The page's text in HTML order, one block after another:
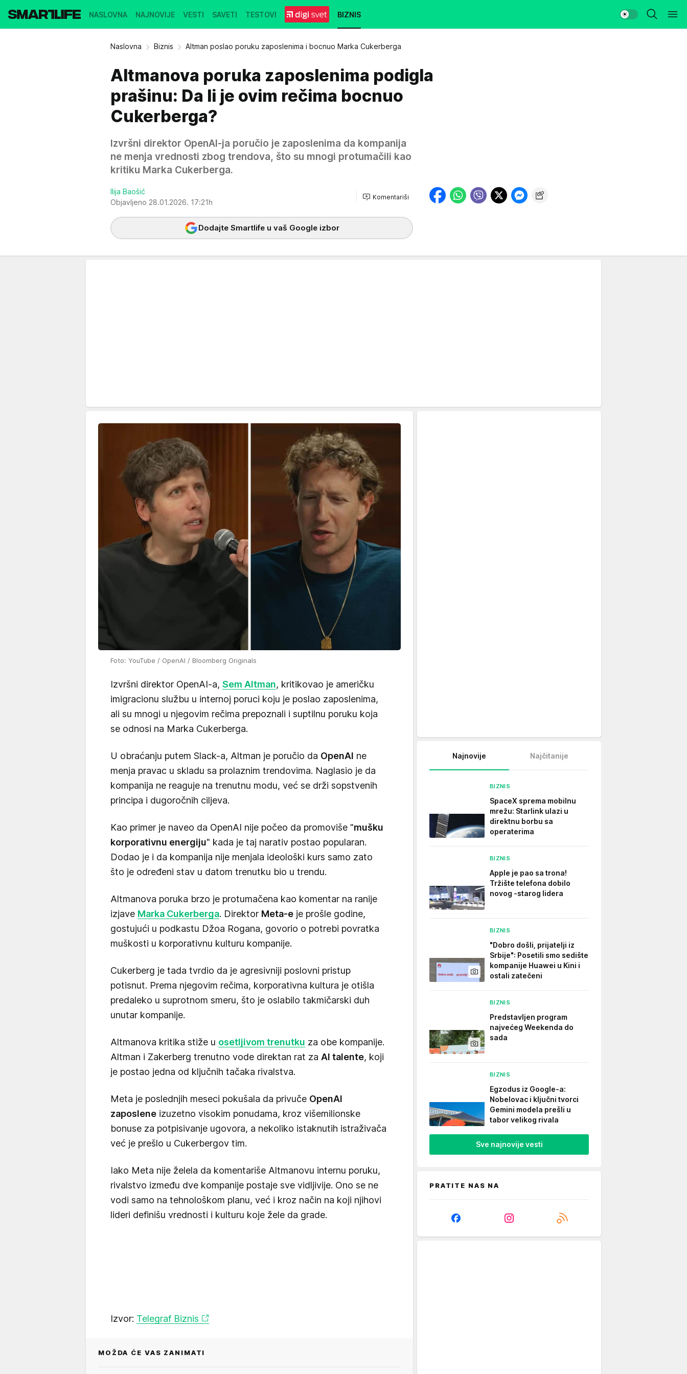
NASLOVNA NAJNOVIJE VESTI SAVETI TESTOVI BIZNIS
Naslovna Biznis Altman poslao poruku zaposlenima i bocnuo Marka Cukerberga
Altmanova poruka zaposlenima podigla
prašinu: Da li je ovim rečima bocnuo
Cukerberga?
Izvršni direktor OpenAI-ja poručio je zaposlenima da kompanija
ne menja vrednosti zbog trendova, što su mnogi protumačili kao
kritiku Marka Cukerberga.
Ilija Baošić
Objavljeno 28.01.2026. 17:21h
Komentariši
Dodajte Smartlife u vaš Google izbor
Foto: YouTube / OpenAI / Bloomberg Originals
Izvršni direktor OpenAI-a, Sem Altman, kritikovao je američku
imigracionu službu u internoj poruci koju je poslao zaposlenima,
ali su mnogi u njegovim rečima prepoznali i suptilnu poruku koja
se odnosi na Marka Cukerberga.
U obraćanju putem Slack-a, Altman je poručio da OpenAI ne
menja pravac u skladu sa prolaznim trendovima. Naglasio je da
kompanija ne reaguje na trenutnu modu, već se drži sopstvenih
principa i dugoročnih ciljeva.
Kao primer je naveo da OpenAI nije počeo da promoviše "mušku
korporativnu energiju" kada je taj narativ postao popularan.
Dodao je i da kompanija nije menjala ideološki kurs samo zato
što je određeni stav u datom trenutku bio u trendu.
Altmanova poruka brzo je protumačena kao komentar na ranije
izjave Marka Cukerberga. Direktor Meta-e je prošle godine,
gostujući u podkastu Džoa Rogana, govorio o potrebi povratka
muškosti u korporativnu kulturu kompanije.
Cukerberg je tada tvrdio da je agresivniji poslovni pristup
potisnut. Prema njegovim rečima, korporativna kultura je otišla
predaleko u suprotnom smeru, što je oslabilo takmičarski duh
unutar kompanije.
Altmanova kritika stiže u osetljivom trenutku za obe kompanije.
Altman i Zakerberg trenutno vode direktan rat za AI talente, koji
je postao jedna od ključnih tačaka rivalstva.
Meta je poslednjih meseci pokušala da privuče OpenAI
zaposlene izuzetno visokim ponudama, kroz višemilionske
bonuse za potpisivanje ugovora, a nekoliko istaknutih istraživača
već je prešlo u Cukerbergov tim.
Iako Meta nije želela da komentariše Altmanovu internu poruku,
rivalstvo između dve kompanije postaje sve vidljivije. Ono se ne
vodi samo na tehnološkom planu, već i kroz način na koji njihovi
lideri definišu vrednosti i kulturu koje žele da grade.
Izvor: Telegraf Biznis
MOŽDA ĆE VAS ZANIMATI
Najnovije Najčitanije
BIZNIS
SpaceX sprema mobilnu
mrežu: Starlink ulazi u
direktnu borbu sa
operaterima
BIZNIS
Apple je pao sa trona!
Tržište telefona dobilo
novog -starog lidera
BIZNIS
"Dobro došli, prijatelji iz
Srbije": Posetili smo sedište
kompanije Huawei u Kini i
ostali zatečeni
BIZNIS
Predstavljen program
najvećeg Weekenda do
sada
BIZNIS
Egzodus iz Google-a:
Nobelovac i ključni tvorci
Gemini modela prešli u
tabor velikog rivala
Sve najnovije vesti
PRATITE NAS NA